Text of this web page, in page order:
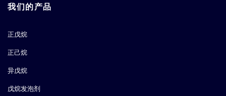
我们的产品
正戊烷
正己烷
异戊烷
戊烷发泡剂